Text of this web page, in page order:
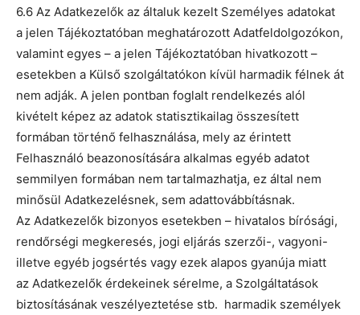
6.6 Az Adatkezelők az általuk kezelt Személyes adatokat
a jelen Tájékoztatóban meghatározott Adatfeldolgozókon,
valamint egyes – a jelen Tájékoztatóban hivatkozott –
esetekben a Külső szolgáltatókon kívül harmadik félnek át
nem adják. A jelen pontban foglalt rendelkezés alól
kivételt képez az adatok statisztikailag összesített
formában történő felhasználása, mely az érintett
Felhasználó beazonosítására alkalmas egyéb adatot
semmilyen formában nem tartalmazhatja, ez által nem
minősül Adatkezelésnek, sem adattovábbításnak.
Az Adatkezelők bizonyos esetekben – hivatalos bírósági,
rendőrségi megkeresés, jogi eljárás szerzői-, vagyoni-
illetve egyéb jogsértés vagy ezek alapos gyanúja miatt
az Adatkezelők érdekeinek sérelme, a Szolgáltatások
biztosításának veszélyeztetése stb. harmadik személyek